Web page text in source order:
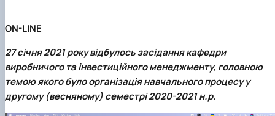
ON-LINE
27 січня 2021 року відбулось засідання кафедри
виробничого та інвестиційного менеджменту, головною
темою якого було організація навчального процесу у
другому (весняному) семестрі 2020-2021 н.р.